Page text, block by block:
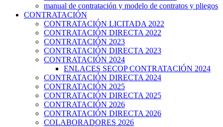
manual de contratación y modelo de contratos y pliegos
CONTRATACIÓN
CONTRATACIÓN LICITADA 2022
CONTRATACIÓN DIRECTA 2022
CONTRATACIÓN 2023
CONTRATACIÓN DIRECTA 2023
CONTRATACIÓN 2024
ENLACES SECOP CONTRATACIÓN 2024
CONTRATACIÓN DIRECTA 2024
CONTRATACIÓN 2025
CONTRATACIÓN DIRECTA 2025
CONTRATACIÓN 2026
CONTRATACIÓN DIRECTA 2026
COLABORADORES 2026